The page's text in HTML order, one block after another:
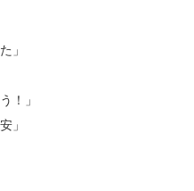
」
！」
」